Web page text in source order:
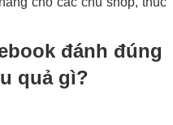
đánh đúng
quả gì?